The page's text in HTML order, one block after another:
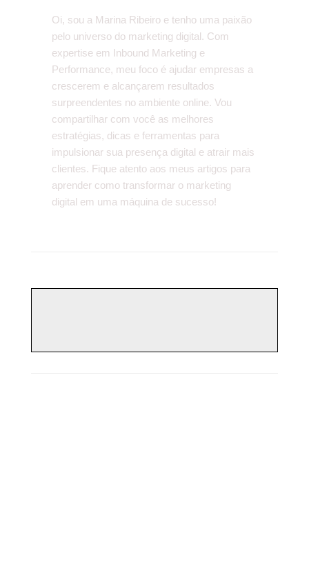
Oi, sou a Marina Ribeiro e tenho uma paixão
pelo universo do marketing digital. Com
expertise em Inbound Marketing e
Performance, meu foco é ajudar empresas a
crescerem e alcançarem resultados
surpreendentes no ambiente online. Vou
compartilhar com você as melhores
estratégias, dicas e ferramentas para
impulsionar sua presença digital e atrair mais
clientes. Fique atento aos meus artigos para
aprender como transformar o marketing
digital em uma máquina de sucesso!